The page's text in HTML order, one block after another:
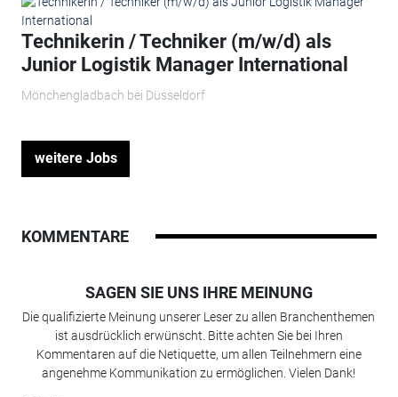
Technikerin / Techniker (m/w/d) als
Junior Logistik Manager International
Mönchengladbach bei Düsseldorf
weitere Jobs
KOMMENTARE
SAGEN SIE UNS IHRE MEINUNG
Die qualifizierte Meinung unserer Leser zu allen Branchenthemen
ist ausdrücklich erwünscht. Bitte achten Sie bei Ihren
Kommentaren auf die Netiquette, um allen Teilnehmern eine
angenehme Kommunikation zu ermöglichen. Vielen Dank!